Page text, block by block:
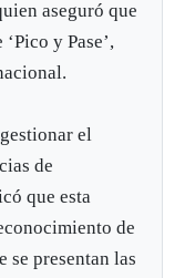
aseguró que
y Pase’,
el
de
que esta
de
se presentan las